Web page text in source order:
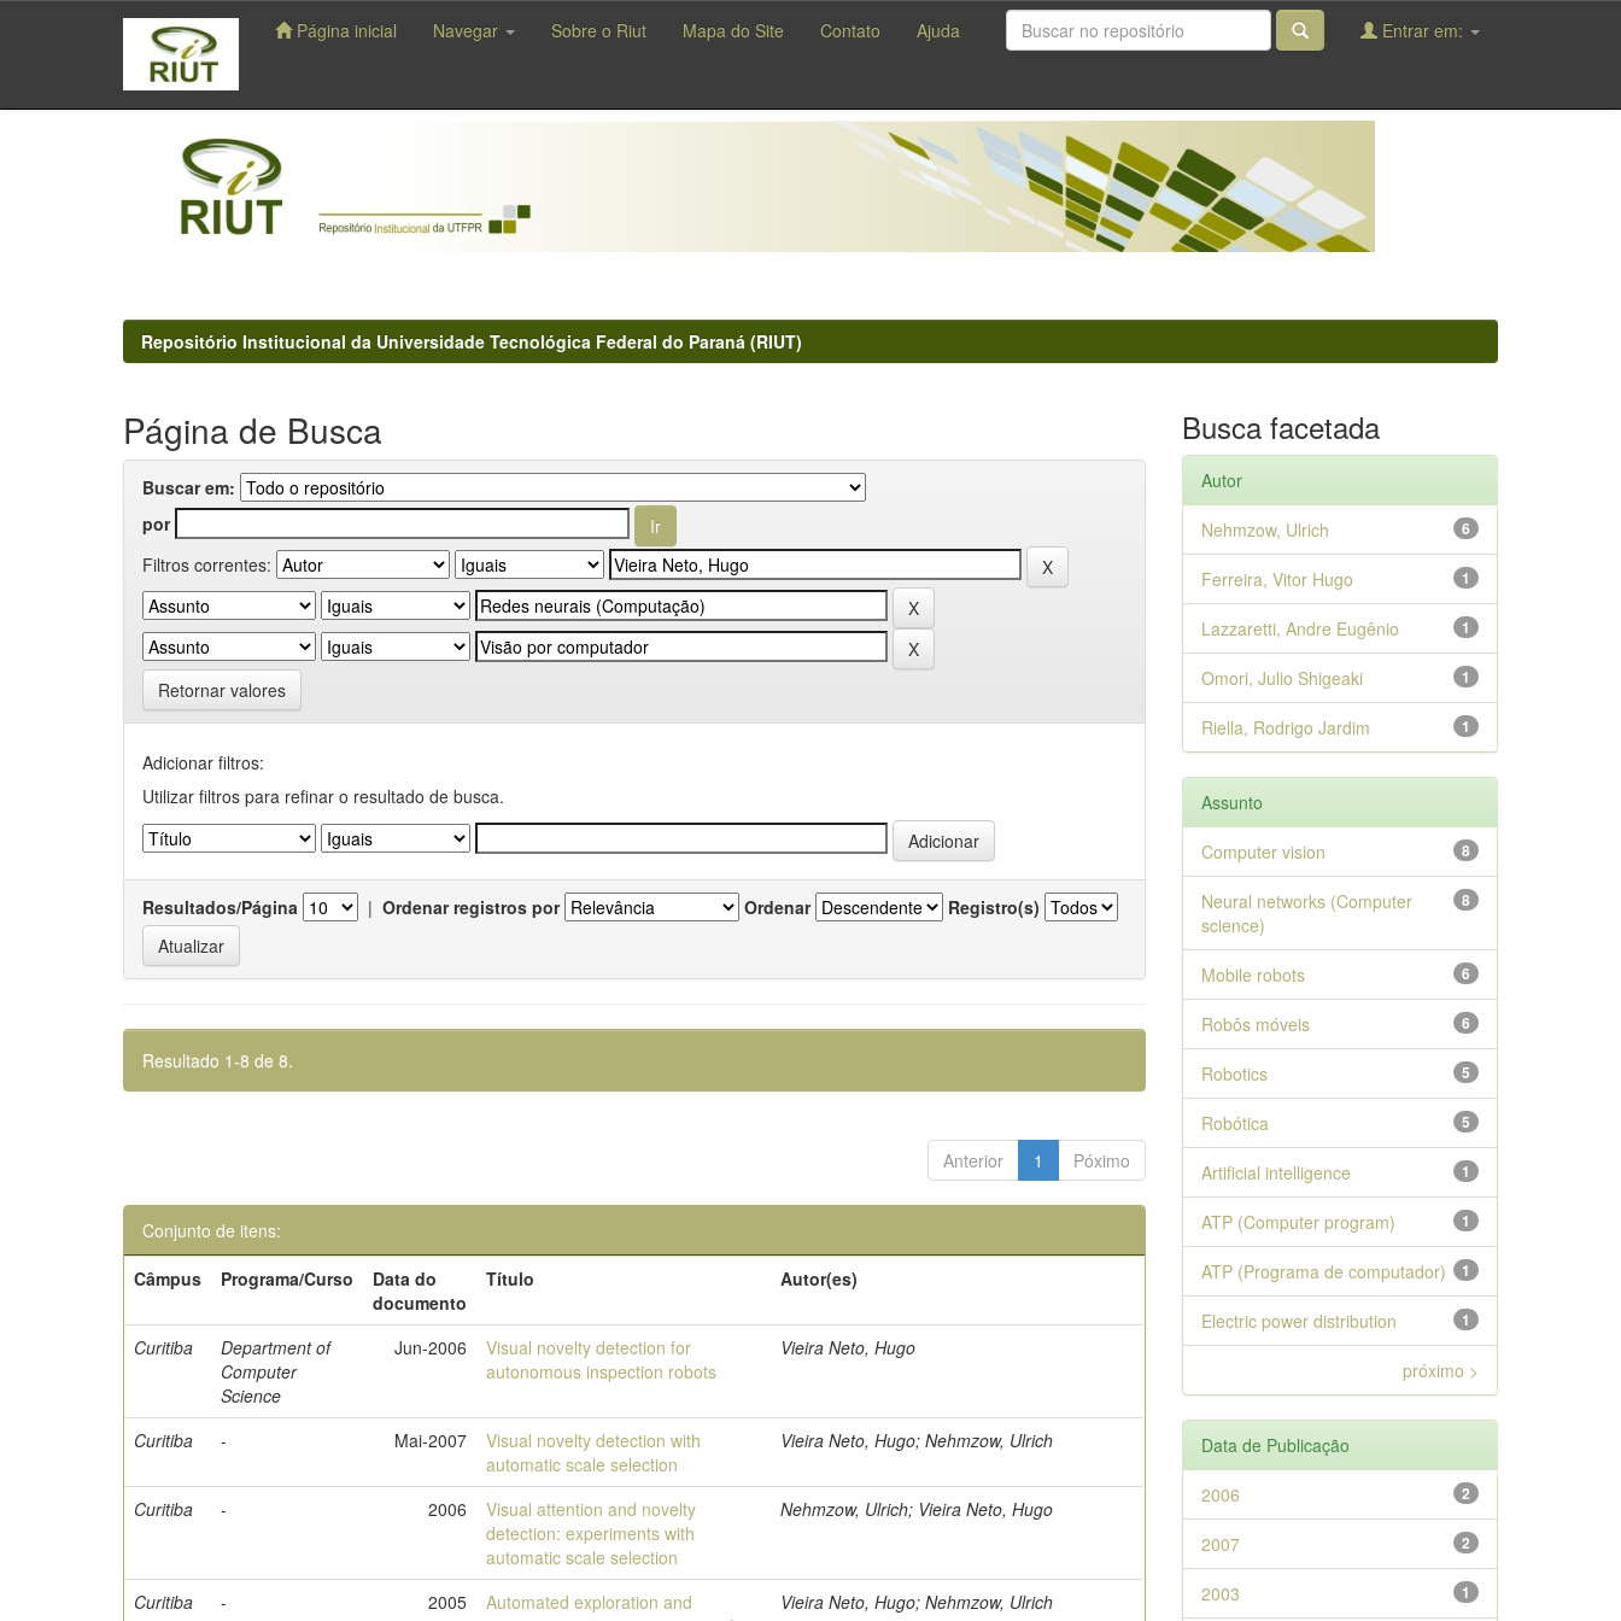
navigation
Página inicial Navegar Sobre o Riut Mapa do Site Contato Ajuda Entrar em:
Repositório Institucional da Universidade Tecnológica Federal do Paraná (RIUT)
Página de Busca
Buscar em:
por
Filtros correntes:
Retornar valores
Adicionar filtros:
Utilizar filtros para refinar o resultado de busca.
Resultados/Página | Ordenar registros por Ordenar Registro(s)
Resultado 1-8 de 8.
Anterior 1 Póximo
Conjunto de itens:
Câmpus
Programa/Curso
Data do
documento
Título Autor(es)
Curitiba
Department of
Computer
Science
Jun-2006
Visual novelty detection for
autonomous inspection robots
Vieira Neto, Hugo
Curitiba - Mai-2007
Visual novelty detection with
automatic scale selection
Vieira Neto, Hugo; Nehmzow, Ulrich
Curitiba - 2006
Visual attention and novelty
detection: experiments with
automatic scale selection
Nehmzow, Ulrich; Vieira Neto, Hugo
Curitiba - 2005
Automated exploration and
Vieira Neto, Hugo; Nehmzow, Ulrich
Busca facetada
Autor
6
Nehmzow, Ulrich
1
Ferreira, Vitor Hugo
1
Lazzaretti, Andre Eugênio
1
Omori, Julio Shigeaki
1
Riella, Rodrigo Jardim
Assunto
8
Computer vision
8
Neural networks (Computer
science)
6
Mobile robots
6
Robôs móveis
5
Robotics
5
Robótica
1
Artificial intelligence
1
ATP (Computer program)
1
ATP (Programa de computador)
1
Electric power distribution
próximo >
Data de Publicação
2
2006
2
2007
1
2003